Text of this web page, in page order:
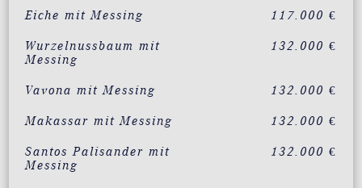
Eiche mit Messing 117.000 €
Wurzelnussbaum mit
Messing
132.000 €
Vavona mit Messing 132.000 €
Makassar mit Messing 132.000 €
Santos Palisander mit
Messing
132.000 €